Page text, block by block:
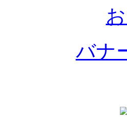
バナ